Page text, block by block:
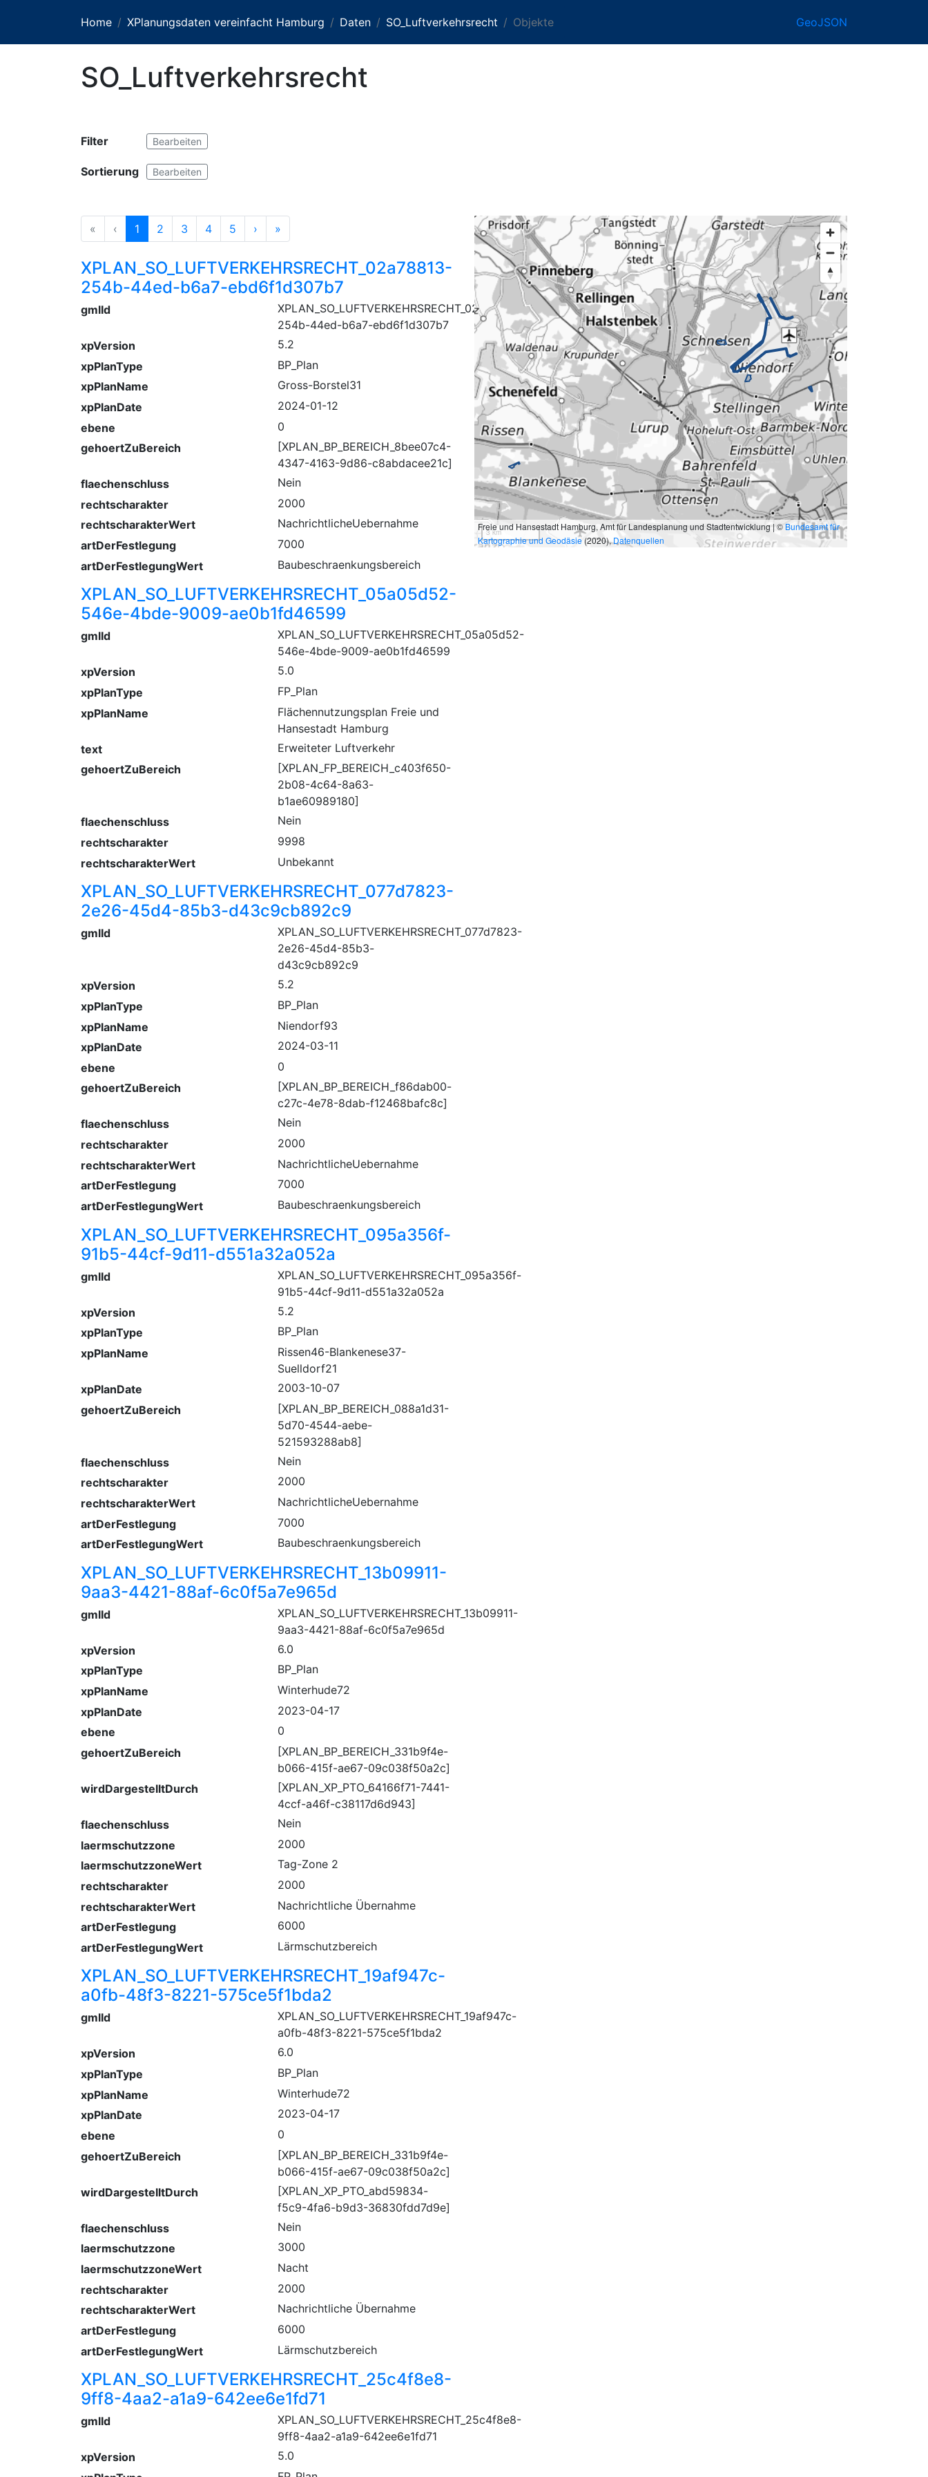
Home XPlanungsdaten vereinfacht Hamburg Daten SO_Luftverkehrsrecht Objekte GeoJSON
SO_Luftverkehrsrecht
Filter Bearbeiten
Sortierung Bearbeiten
« ‹ 1 2 3 4 5 › »
XPLAN_SO_LUFTVERKEHRSRECHT_02a78813-
254b-44ed-b6a7-ebd6f1d307b7
gmlId
XPLAN_SO_LUFTVERKEHRSRECHT_02a78813-
254b-44ed-b6a7-ebd6f1d307b7
xpVersion
5.2
xpPlanType
BP_Plan
xpPlanName
Gross-Borstel31
xpPlanDate
2024-01-12
ebene
0
gehoertZuBereich
[XPLAN_BP_BEREICH_8bee07c4-
4347-4163-9d86-c8abdacee21c]
flaechenschluss
Nein
rechtscharakter
2000
rechtscharakterWert
NachrichtlicheUebernahme
artDerFestlegung
7000
artDerFestlegungWert
Baubeschraenkungsbereich
XPLAN_SO_LUFTVERKEHRSRECHT_05a05d52-
546e-4bde-9009-ae0b1fd46599
gmlId
XPLAN_SO_LUFTVERKEHRSRECHT_05a05d52-
546e-4bde-9009-ae0b1fd46599
xpVersion
5.0
xpPlanType
FP_Plan
xpPlanName
Flächennutzungsplan Freie und
Hansestadt Hamburg
text
Erweiteter Luftverkehr
gehoertZuBereich
[XPLAN_FP_BEREICH_c403f650-
2b08-4c64-8a63-
b1ae60989180]
flaechenschluss
Nein
rechtscharakter
9998
rechtscharakterWert
Unbekannt
XPLAN_SO_LUFTVERKEHRSRECHT_077d7823-
2e26-45d4-85b3-d43c9cb892c9
gmlId
XPLAN_SO_LUFTVERKEHRSRECHT_077d7823-
2e26-45d4-85b3-
d43c9cb892c9
xpVersion
5.2
xpPlanType
BP_Plan
xpPlanName
Niendorf93
xpPlanDate
2024-03-11
ebene
0
gehoertZuBereich
[XPLAN_BP_BEREICH_f86dab00-
c27c-4e78-8dab-f12468bafc8c]
flaechenschluss
Nein
rechtscharakter
2000
rechtscharakterWert
NachrichtlicheUebernahme
artDerFestlegung
7000
artDerFestlegungWert
Baubeschraenkungsbereich
XPLAN_SO_LUFTVERKEHRSRECHT_095a356f-
91b5-44cf-9d11-d551a32a052a
gmlId
XPLAN_SO_LUFTVERKEHRSRECHT_095a356f-
91b5-44cf-9d11-d551a32a052a
xpVersion
5.2
xpPlanType
BP_Plan
xpPlanName
Rissen46-Blankenese37-
Suelldorf21
xpPlanDate
2003-10-07
gehoertZuBereich
[XPLAN_BP_BEREICH_088a1d31-
5d70-4544-aebe-
521593288ab8]
flaechenschluss
Nein
rechtscharakter
2000
rechtscharakterWert
NachrichtlicheUebernahme
artDerFestlegung
7000
artDerFestlegungWert
Baubeschraenkungsbereich
XPLAN_SO_LUFTVERKEHRSRECHT_13b09911-
9aa3-4421-88af-6c0f5a7e965d
gmlId
XPLAN_SO_LUFTVERKEHRSRECHT_13b09911-
9aa3-4421-88af-6c0f5a7e965d
xpVersion
6.0
xpPlanType
BP_Plan
xpPlanName
Winterhude72
xpPlanDate
2023-04-17
ebene
0
gehoertZuBereich
[XPLAN_BP_BEREICH_331b9f4e-
b066-415f-ae67-09c038f50a2c]
wirdDargestelltDurch
[XPLAN_XP_PTO_64166f71-7441-
4ccf-a46f-c38117d6d943]
flaechenschluss
Nein
laermschutzzone
2000
laermschutzzoneWert
Tag-Zone 2
rechtscharakter
2000
rechtscharakterWert
Nachrichtliche Übernahme
artDerFestlegung
6000
artDerFestlegungWert
Lärmschutzbereich
XPLAN_SO_LUFTVERKEHRSRECHT_19af947c-
a0fb-48f3-8221-575ce5f1bda2
gmlId
XPLAN_SO_LUFTVERKEHRSRECHT_19af947c-
a0fb-48f3-8221-575ce5f1bda2
xpVersion
6.0
xpPlanType
BP_Plan
xpPlanName
Winterhude72
xpPlanDate
2023-04-17
ebene
0
gehoertZuBereich
[XPLAN_BP_BEREICH_331b9f4e-
b066-415f-ae67-09c038f50a2c]
wirdDargestelltDurch
[XPLAN_XP_PTO_abd59834-
f5c9-4fa6-b9d3-36830fdd7d9e]
flaechenschluss
Nein
laermschutzzone
3000
laermschutzzoneWert
Nacht
rechtscharakter
2000
rechtscharakterWert
Nachrichtliche Übernahme
artDerFestlegung
6000
artDerFestlegungWert
Lärmschutzbereich
XPLAN_SO_LUFTVERKEHRSRECHT_25c4f8e8-
9ff8-4aa2-a1a9-642ee6e1fd71
gmlId
XPLAN_SO_LUFTVERKEHRSRECHT_25c4f8e8-
9ff8-4aa2-a1a9-642ee6e1fd71
xpVersion
5.0
3 km
Freie und Hansestadt Hamburg, Amt für Landesplanung und Stadtentwicklung | © Bundesamt für
Kartographie und Geodäsie (2020),Datenquellen